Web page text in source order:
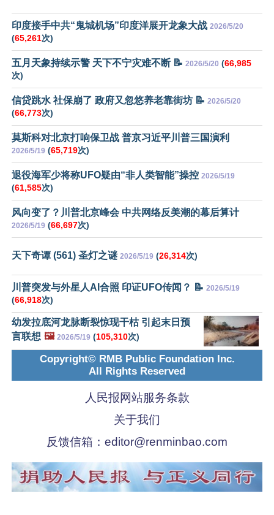
印度接手中共“鬼城机场”印度洋展开龙象大战 2026/5/20
(65,261次)
五月天象持续示警 天下不宁灾难不断 📝 2026/5/20 (66,985
次)
信贷跳水 社保崩了 政府又忽悠养老靠街坊 📝 2026/5/20
(66,773次)
莫斯科对北京打响保卫战 普京习近平川普三国演利
2026/5/19 (65,719次)
退役海军少将称UFO疑由“非人类智能”操控 2026/5/19
(61,585次)
风向变了？川普北京峰会 中共网络反美潮的幕后算计
2026/5/19 (66,697次)
天下奇谭 (561) 圣灯之谜 2026/5/19 (26,314次)
川普突发与外星人AI合照 印证UFO传闻？ 📝 2026/5/19
(66,918次)
幼发拉底河龙脉断裂惊现干枯 引起末日预
言联想 🖼️ 2026/5/19 (105,310次)
Copyright© RMB Public Foundation Inc.
All Rights Reserved
人民报网站服务条款
关于我们
反馈信箱： editor@renminbao.com